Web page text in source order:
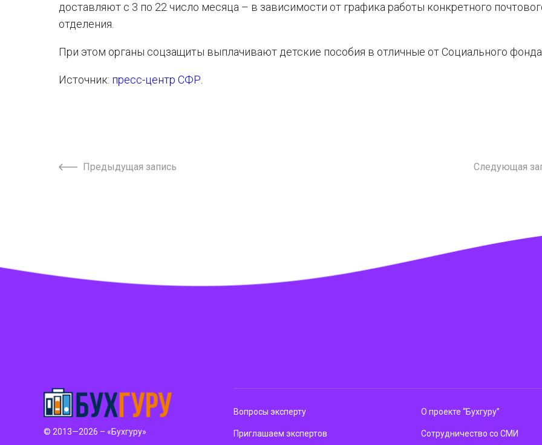
доставляют с 3 по 22 число месяца – в зависимости от графика работы конкретного
отделения.
При этом органы соцзащиты выплачивают детские пособия в отличные от Социального фонда
Источник: пресс-центр СФР
Предыдущая запись Следующая
© 2013—2026 – «Бухгуру»
Вопросы эксперту
Приглашаем экспертов
О проекте “Бухгуру”
Сотрудничество со СМИ